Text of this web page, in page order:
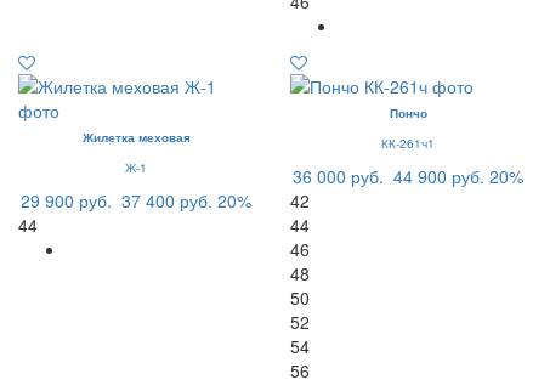
Жилетка меховая
Ж-1
29 900 руб. 37 400 руб. 20%
44
Пончо
КК-261ч1
36 000 руб. 44 900 руб. 20%
42
44
46
48
50
52
54
56